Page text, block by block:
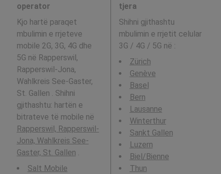
operator
Kjo hartë paraqet
mbulimin e rrjeteve
mobile 2G, 3G, 4G dhe
5G në Rapperswil,
Rapperswil-Jona,
Wahlkreis See-Gaster,
St. Gallen . Shihni
gjithashtu: hartën e
bitrateve të mobile në
Rapperswil, Rapperswil-
Jona, Wahlkreis See-
Gaster, St. Gallen .
Salt Mobile
tjera
Shihni gjithashtu
mbulimin e rrjetit celular
3G / 4G / 5G në :
Zürich
Genève
Basel
Bern
Lausanne
Winterthur
Sankt Gallen
Luzern
Biel/Bienne
Thun